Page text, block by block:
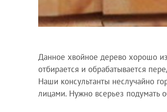
Данное хвойное дерево хорошо
отбирается и обрабатывается
Наши консультанты неслучайно
лицами. Нужно всерьез подумать